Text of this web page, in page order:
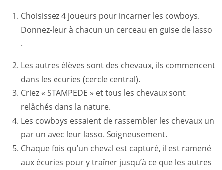
Choisissez 4 joueurs pour incarner les cowboys.
Donnez-leur à chacun un cerceau en guise de lasso
.
Les autres élèves sont des chevaux, ils commencent
dans les écuries (cercle central).
Criez « STAMPEDE » et tous les chevaux sont
relâchés dans la nature.
Les cowboys essaient de rassembler les chevaux un
par un avec leur lasso. Soigneusement.
Chaque fois qu’un cheval est capturé, il est ramené
aux écuries pour y traîner jusqu’à ce que les autres